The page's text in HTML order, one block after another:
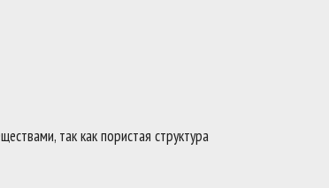
так как пористая структура